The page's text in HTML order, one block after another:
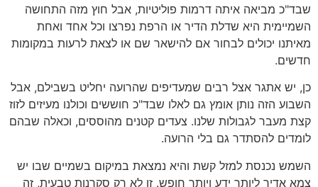
שבד"כ מביאה איתה דרמות פוליטיות, אבל חוץ מזה התחושה
השמיימית היא שדלת הדיר או הרפת נפרצו וכל אחד ואחת
מאיתנו יכולים לבחור אם להישאר שם או לצאת לרעות במקומות
חדשים.
כן, יש אתגר אצל רבים שמעדיפים שהרועה יחליט בשבילם, אבל
השבוע הזה נותן אומץ גם לאלו שבד"כ חוששים וכולנו מעיזים לזוז
קצת מעבר לגבולות שלנו. צעדים קטנים מהוססים, וכאלה שבהם
לומדים להסתדר גם בלי הרועה.
השמש נכנסת למזל קשת והיא נמצאת במיקום בשמיים שבו יש
צמא אדיר ליותר ידע ויותר חופש. זו לא רק סקרנות טבעית, זה